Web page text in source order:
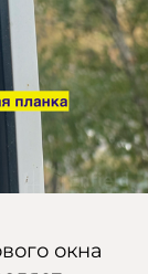
окна